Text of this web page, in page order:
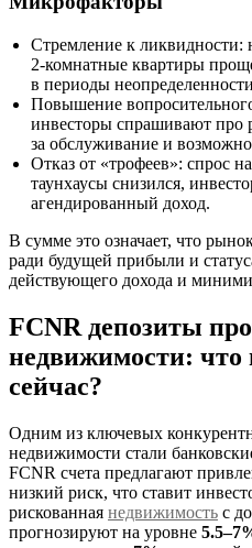
Стремление к ликвидности:
2‑комнатные квартиры
в периоды
Повышение
инвесторы спрашивают про
за обслуживание и
Отказ от «трофеев»: спрос
таунхаусы снизился,
агендированный доход.
В сумме это означает, что
ради будущей прибыли и
действующего дохода и
FCNR депозиты
недвижимости: что
сейчас?
Одним из ключевых
недвижимости стали
FCNR счета предлагают
низкий риск, что ставит
рискованная недвижимость с
прогнозируют на уровне